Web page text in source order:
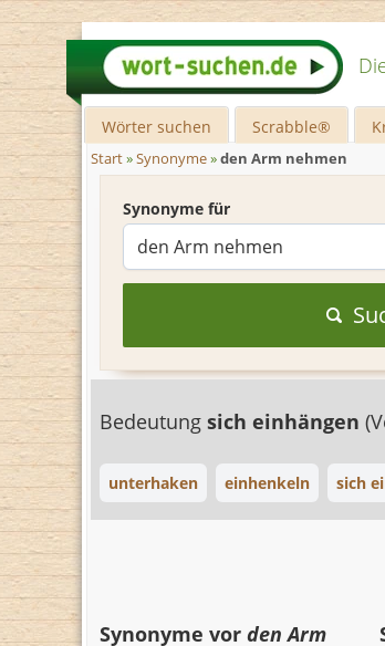
Wörter suchen Scrabble®
Start»Synonyme»den Arm nehmen
Synonyme für
Bedeutung sich einhängen
unterhaken einhenkeln sich
Synonyme vor den Arm